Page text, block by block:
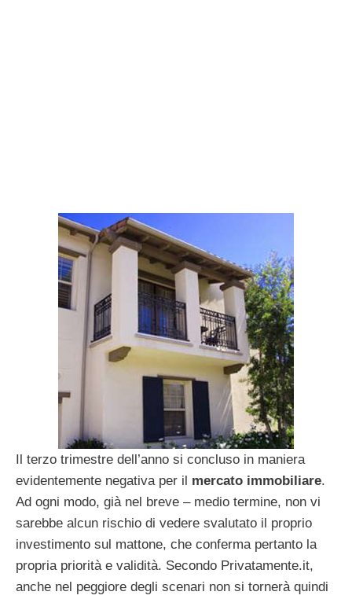
Il terzo trimestre dell’anno si concluso in maniera
evidentemente negativa per il mercato immobiliare.
Ad ogni modo, già nel breve – medio termine, non vi
sarebbe alcun rischio di vedere svalutato il proprio
investimento sul mattone, che conferma pertanto la
propria priorità e validità. Secondo Privatamente.it,
anche nel peggiore degli scenari non si tornerà quindi